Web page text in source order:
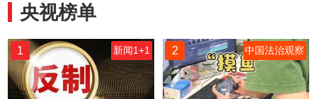
央视榜单
1 新闻1+1 2 中国法治观察